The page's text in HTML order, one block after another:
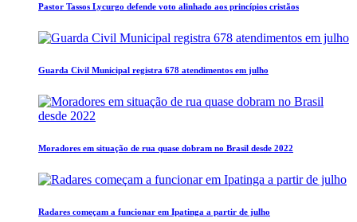
Pastor Tassos Lycurgo defende voto alinhado aos princípios cristãos
Guarda Civil Municipal registra 678 atendimentos em julho
Moradores em situação de rua quase dobram no Brasil desde 2022
Radares começam a funcionar em Ipatinga a partir de julho